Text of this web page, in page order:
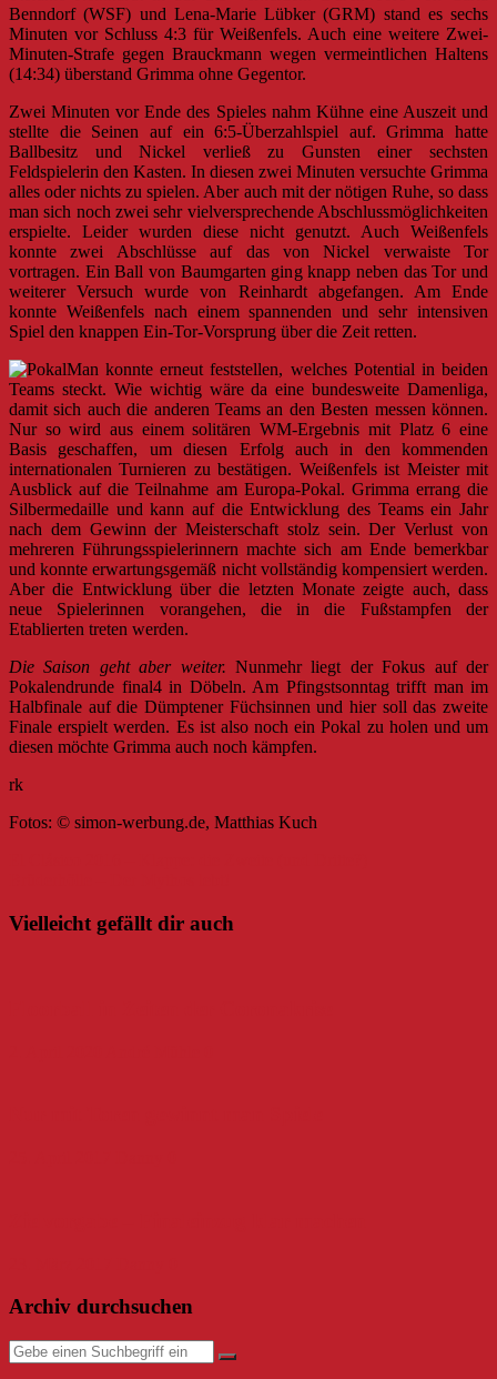
Benndorf (WSF) und Lena-Marie Lübker (GRM) stand es sechs
Minuten vor Schluss 4:3 für Weißenfels. Auch eine weitere Zwei-
Minuten-Strafe gegen Brauckmann wegen vermeintlichen Haltens
(14:34) überstand Grimma ohne Gegentor.
Zwei Minuten vor Ende des Spieles nahm Kühne eine Auszeit und
stellte die Seinen auf ein 6:5-Überzahlspiel auf. Grimma hatte
Ballbesitz und Nickel verließ zu Gunsten einer sechsten
Feldspielerin den Kasten. In diesen zwei Minuten versuchte Grimma
alles oder nichts zu spielen. Aber auch mit der nötigen Ruhe, so dass
man sich noch zwei sehr vielversprechende Abschlussmöglichkeiten
erspielte. Leider wurden diese nicht genutzt. Auch Weißenfels
konnte zwei Abschlüsse auf das von Nickel verwaiste Tor
vortragen. Ein Ball von Baumgarten ging knapp neben das Tor und
weiterer Versuch wurde von Reinhardt abgefangen. Am Ende
konnte Weißenfels nach einem spannenden und sehr intensiven
Spiel den knappen Ein-Tor-Vorsprung über die Zeit retten.
Man konnte erneut feststellen, welches Potential in beiden
Teams steckt. Wie wichtig wäre da eine bundesweite Damenliga,
damit sich auch die anderen Teams an den Besten messen können.
Nur so wird aus einem solitären WM-Ergebnis mit Platz 6 eine
Basis geschaffen, um diesen Erfolg auch in den kommenden
internationalen Turnieren zu bestätigen. Weißenfels ist Meister mit
Ausblick auf die Teilnahme am Europa-Pokal. Grimma errang die
Silbermedaille und kann auf die Entwicklung des Teams ein Jahr
nach dem Gewinn der Meisterschaft stolz sein. Der Verlust von
mehreren Führungsspielerinnern machte sich am Ende bemerkbar
und konnte erwartungsgemäß nicht vollständig kompensiert werden.
Aber die Entwicklung über die letzten Monate zeigte auch, dass
neue Spielerinnen vorangehen, die in die Fußstampfen der
Etablierten treten werden.
Die Saison geht aber weiter. Nunmehr liegt der Fokus auf der
Pokalendrunde final4 in Döbeln. Am Pfingstsonntag trifft man im
Halbfinale auf die Dümptener Füchsinnen und hier soll das zweite
Finale erspielt werden. Es ist also noch ein Pokal zu holen und um
diesen möchte Grimma auch noch kämpfen.
rk
Fotos: © simon-werbung.de, Matthias Kuch
Vielleicht gefällt dir auch
Archiv durchsuchen